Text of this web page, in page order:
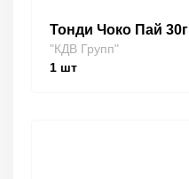
Тонди Чоко Пай 30г
"КДВ Групп"
1 шт